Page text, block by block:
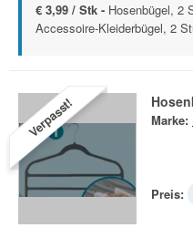
€ 3,99 / Stk - Hosenbügel, 2
Accessoire-Kleiderbügel, 2
Verpasst! Marke:
Preis: